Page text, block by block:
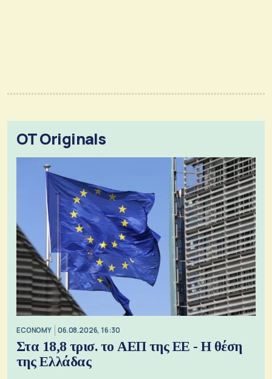
OT Originals
ECONOMY 06.08.2026, 16:30
Στα 18,8 τρισ. το ΑΕΠ της ΕΕ - Η θέση
της Ελλάδας